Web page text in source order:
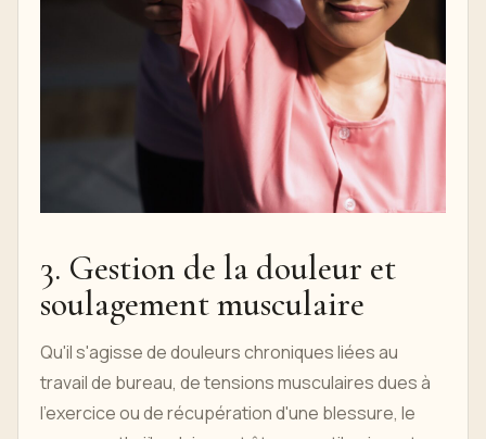
3. Gestion de la douleur et
soulagement musculaire
Qu'il s'agisse de douleurs chroniques liées au
travail de bureau, de tensions musculaires dues à
l'exercice ou de récupération d'une blessure, le